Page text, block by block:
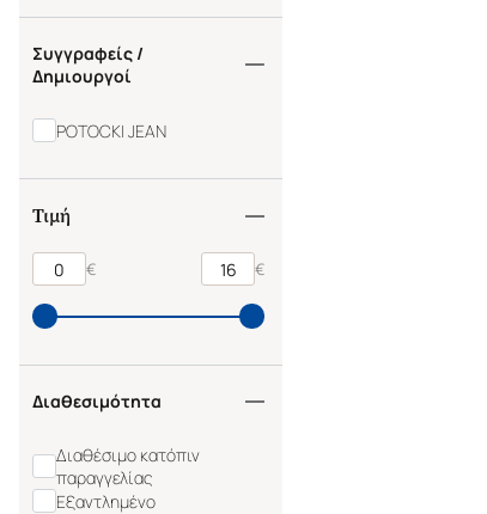
Συγγραφείς /
Δημιουργοί
POTOCKI JEAN
Τιμή
€ €
Διαθεσιμότητα
Διαθέσιμο κατόπιν
παραγγελίας
Εξαντλημένο